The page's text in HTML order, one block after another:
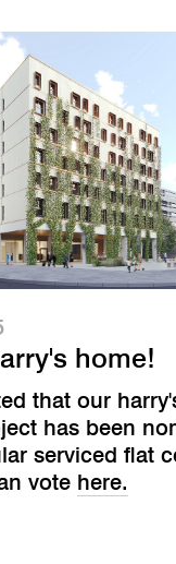
home!
that our
has been
serviced flat
vote here.